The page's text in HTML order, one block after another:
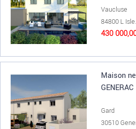
Vaucluse
84800 L
430
Maison
GENERAC
Gard
30510